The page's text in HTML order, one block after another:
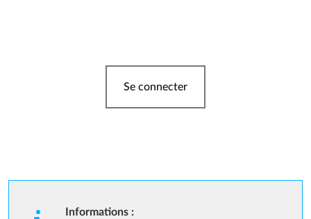
Se connecter
Informations :